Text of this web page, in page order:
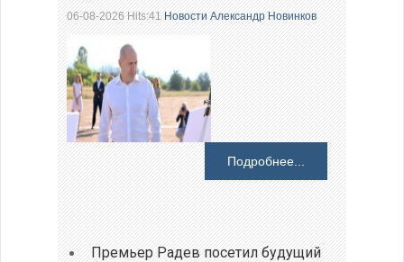
06-08-2026 Hits:41Новости Александр Новинков
Подробнее...
Премьер Радев посетил будущий